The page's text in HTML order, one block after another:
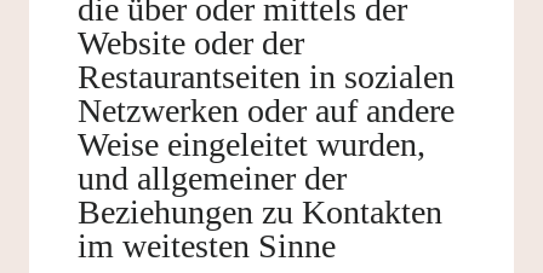
die über oder mittels der
Website oder der
Restaurantseiten in sozialen
Netzwerken oder auf andere
Weise eingeleitet wurden,
und allgemeiner der
Beziehungen zu Kontakten
im weitesten Sinne